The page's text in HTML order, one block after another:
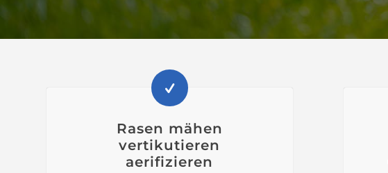
Rasen mähen
vertikutieren
aerifizieren